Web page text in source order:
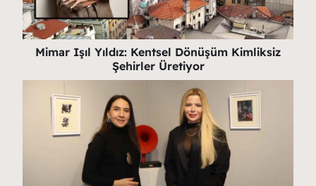
Mimar Işıl Yıldız: Kentsel Dönüşüm Kimliksiz
Şehirler Üretiyor